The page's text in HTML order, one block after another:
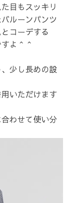
目もスッキリ
ルーンパンツ
コーデする
よ＾＾
少し長めの設
いただけます
わせて使い分